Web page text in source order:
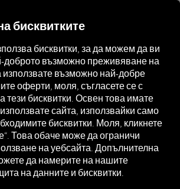
на Pocket
на
Pocket Driver За приложението с
са ви необходими данните за
на QR код. Те могат да бъдат
Платформата може да бъде
потребител с права на
След създаването си
бисквитките
бисквитки, за да можем да ви
възможно преживяване на
използвате възможно най-добре
оферти, моля, съгласете се с
тези бисквитки. Освен това имате
сайта, използвайки само
бисквитки. Моля, кликнете
Това обаче може да ограничи
на уебсайта. Допълнителна
да намерите на нашите
на данните и бисквитки.